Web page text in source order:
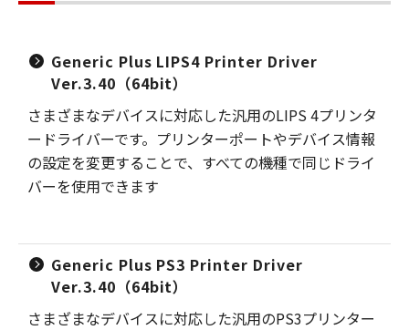
Generic Plus LIPS4 Printer Driver
Ver.3.40（64bit）
さまざまなデバイスに対応した汎用のLIPS 4プリンタ
ードライバーです。プリンターポートやデバイス情報
の設定を変更することで、すべての機種で同じドライ
バーを使用できます
Generic Plus PS3 Printer Driver
Ver.3.40（64bit）
さまざまなデバイスに対応した汎用のPS3プリンター